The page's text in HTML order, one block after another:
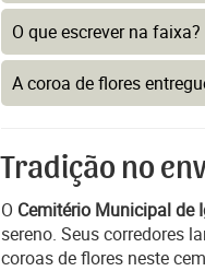
O que escrever na faixa?
A coroa de flores
Tradição no
O Cemitério Municipal de
sereno. Seus corredores
coroas de flores neste